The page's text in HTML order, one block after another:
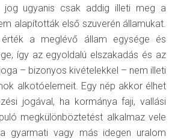
ugyanis csak addig illeti meg a
alapították első szuverén államukat.
a meglévő állam egysége és
így az egyoldalú elszakadás és az
– bizonyos kivételekkel – nem illeti
alkotóelemeit. Egy nép akkor élhet
jogával, ha kormánya faji, vallási
megkülönböztetést alkalmaz vele
gyarmati vagy más idegen uralom